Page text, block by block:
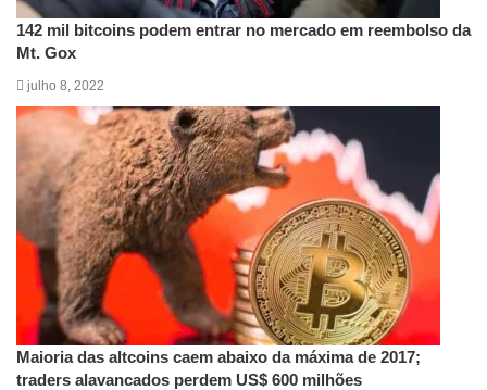
142 mil bitcoins podem entrar no mercado em reembolso da
Mt. Gox
julho 8, 2022
Maioria das altcoins caem abaixo da máxima de 2017;
traders alavancados perdem US$ 600 milhões